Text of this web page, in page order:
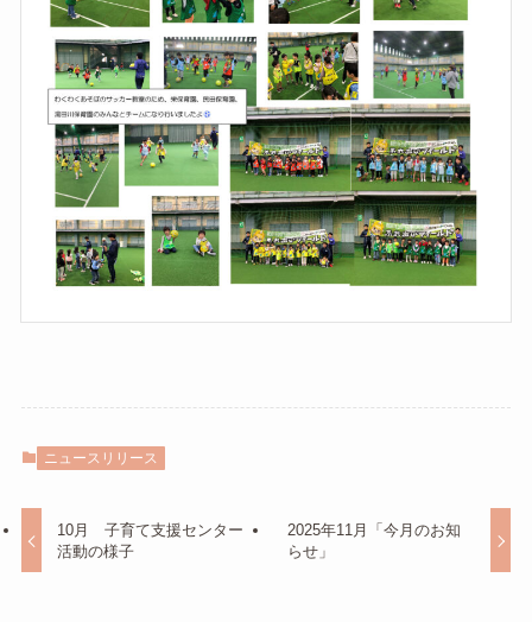
ニュースリリース
10月 子育て支援センター
活動の様子
2025年11月「今月のお知
らせ」